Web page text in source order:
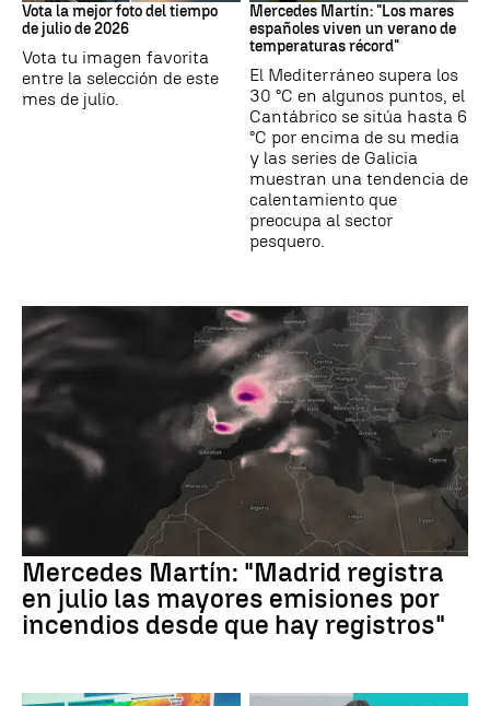
Vota la mejor foto del tiempo
de julio de 2026
Vota tu imagen favorita
entre la selección de este
mes de julio.
Mercedes Martín: "Los mares
españoles viven un verano de
temperaturas récord"
El Mediterráneo supera los
30 °C en algunos puntos, el
Cantábrico se sitúa hasta 6
°C por encima de su media
y las series de Galicia
muestran una tendencia de
calentamiento que
preocupa al sector
pesquero.
Mercedes Martín: "Madrid registra
en julio las mayores emisiones por
incendios desde que hay registros"